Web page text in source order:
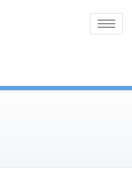
Toggle